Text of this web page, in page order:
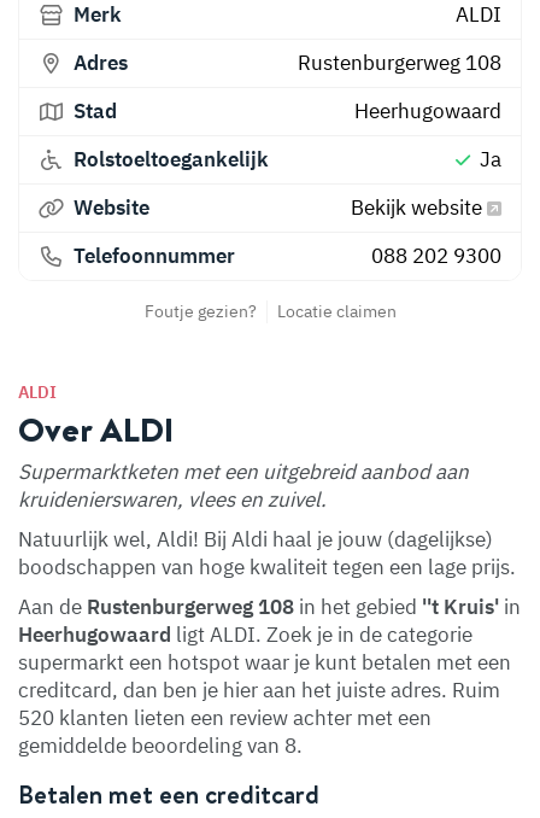
ALDI
Over ALDI
Supermarktketen met een uitgebreid aanbod aan
kruidenierswaren, vlees en zuivel.
Natuurlijk wel, Aldi! Bij Aldi haal je jouw (dagelijkse)
boodschappen van hoge kwaliteit tegen een lage prijs.
Aan de Rustenburgerweg 108 in het gebied ''t Kruis' in
Heerhugowaard ligt ALDI. Zoek je in de categorie
supermarkt een hotspot waar je kunt betalen met een
creditcard, dan ben je hier aan het juiste adres. Ruim
520 klanten lieten een review achter met een
gemiddelde beoordeling van 8.
Betalen met een creditcard
Merk
ALDI
Adres
Rustenburgerweg 108
Stad
Heerhugowaard
Rolstoeltoegankelijk
Ja
Website
Bekijk website
Telefoonnummer
088 202 9300
Foutje gezien? Locatie claimen